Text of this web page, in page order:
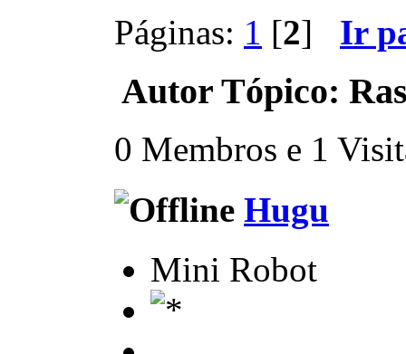
Páginas: 1 [2] Ir
Autor Tópico:
0 Membros e 1
Hugu
Mini Robot